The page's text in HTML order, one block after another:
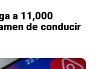
a 11,000
de conducir